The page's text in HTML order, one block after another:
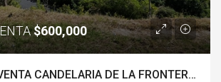
$600,000
TERRENO EN VENTA CANDELARIA DE LA FRONTERA -SA4923F